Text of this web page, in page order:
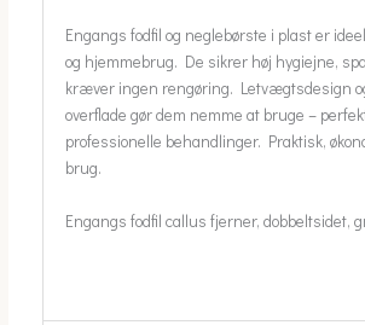
Engangs fodfil og neglebørste i plast er
og hjemmebrug. De sikrer høj hygiejne,
kræver ingen rengøring. Letvægtsdesign
overflade gør dem nemme at bruge –
professionelle behandlinger. Praktisk,
brug.
Engangs fodfil callus fjerner, dobbeltsidet,